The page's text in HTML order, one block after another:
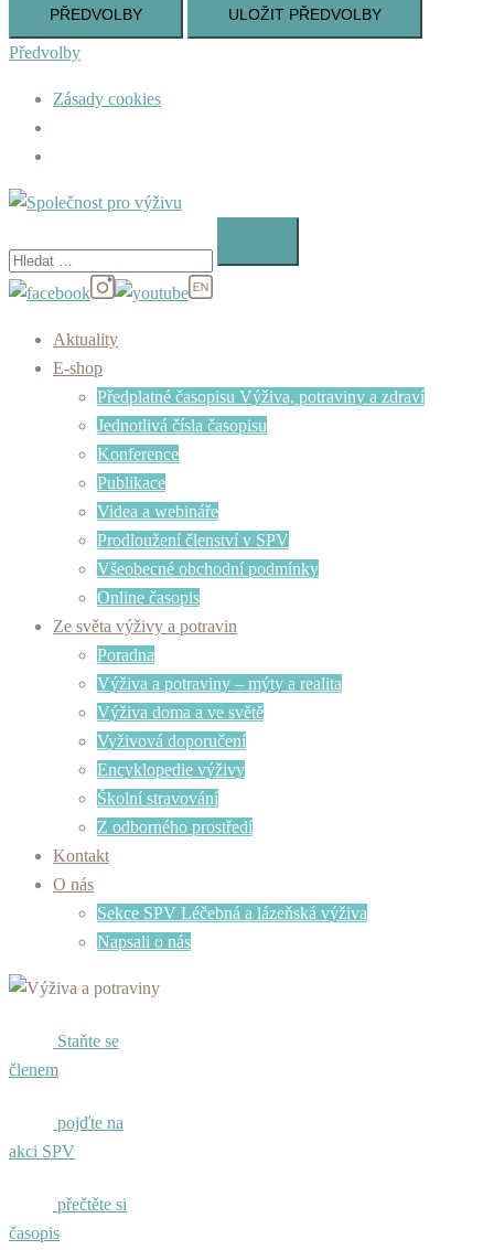
PŘEDVOLBY ULOŽIT PŘEDVOLBY
Předvolby
Zásady cookies
Skip
content
Aktuality
E-shop
Předplatné časopisu Výživa, potraviny a zdraví
Jednotlivá čísla časopisu
Konference
Publikace
Videa a webináře
Prodloužení členství v SPV
Všeobecné obchodní podmínky
Online časopis
Ze světa výživy a potravin
Poradna
Výživa a potraviny – mýty a realita
Výživa doma a ve světě
Vyživová doporučení
Encyklopedie výživy
Školní stravování
Z odborného prostředí
Kontakt
O nás
Sekce SPV Léčebná a lázeňská výživa
Napsali o nás
Staňte se
členem
pojďte na
akci SPV
přečtěte si
časopis